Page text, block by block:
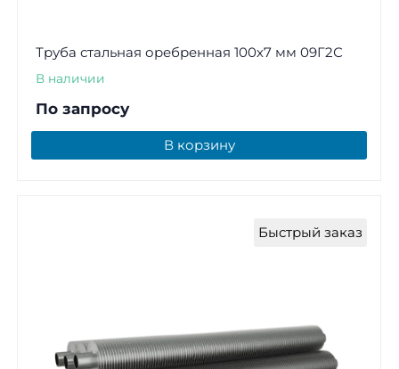
Труба стальная оребренная 100х7 мм 09Г2С
В наличии
По запросу
В корзину
Быстрый заказ